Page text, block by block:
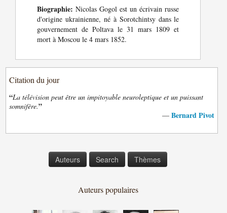
Biographie: Nicolas Gogol est un écrivain russe
d'origine ukrainienne, né à Sorotchintsy dans le
gouvernement de Poltava le 31 mars 1809 et
mort à Moscou le 4 mars 1852.
Citation du jour
“La télévision peut être un impitoyable neuroleptique et un puissant
somnifère.”
— Bernard Pivot
Auteurs Search Thèmes
Auteurs populaires